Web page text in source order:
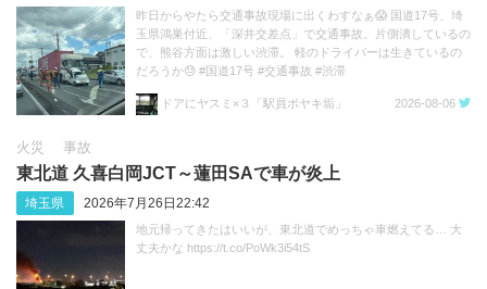
昨日からやたら交通事故現場に出くわすなぁ😱 国道17号、埼
玉県鴻巣付近、「深井交差点」で交通事故。片側潰しているの
で、熊谷方面は激しい渋滞。 軽のドライバーは生きているの
だろうか😓 #国道17号 #交通事故 #渋滞
ドアにヤスミ×３「駅員ボヤキ垢」
2026-08-06
火災 事故
東北道 久喜白岡JCT～蓮田SAで車が炎上
埼玉県 2026年7月26日22:42
地元帰ってきたはいいが、東北道でめっちゃ車燃えてる… 大
丈夫かな https://t.co/PoWk3i54tS